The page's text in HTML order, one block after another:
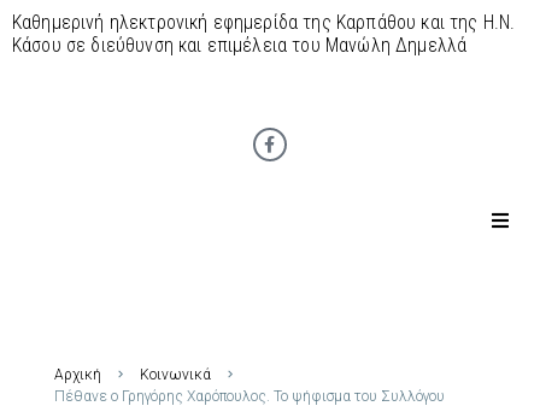
Καθημερινή ηλεκτρονική εφημερίδα της Καρπάθου και της Η.Ν.
Κάσου σε διεύθυνση και επιμέλεια του Μανώλη Δημελλά
Αρχική
Κοινωνικά
Πέθανε ο Γρηγόρης Χαρόπουλος. Το ψήφισμα του Συλλόγου